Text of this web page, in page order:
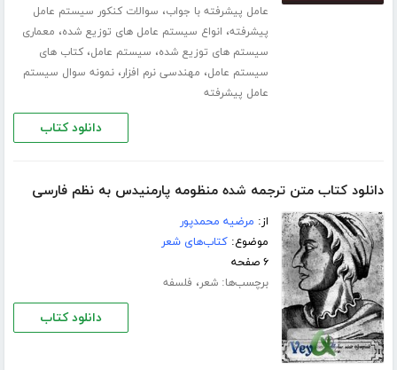
عامل پیشرفته با جواب، سوالات کنکور سیستم عامل
پیشرفته، انواع سیستم عامل های توزیع شده، معماری
سیستم های توزیع شده، سیستم عامل،کتاب های
سیستم عامل، مهندسی نرم افزار،نمونه سوال سیستم
عامل پیشرفته
دانلود کتاب
دانلود کتاب متن ترجمه شده منظومه پارمنیدس به نظم فارسی
از: مرضیه محمدپور
موضوع:کتاب‌های شعر
۶ صفحه
برچسب‌ها:شعر، فلسفه
دانلود کتاب